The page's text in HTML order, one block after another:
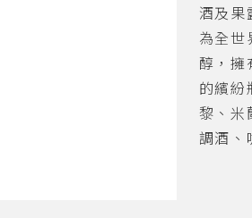
酒及
為全
醇，
的繽
黎、米
調酒、